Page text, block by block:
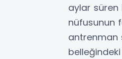
aylar süren
nüfusunun
antrenman